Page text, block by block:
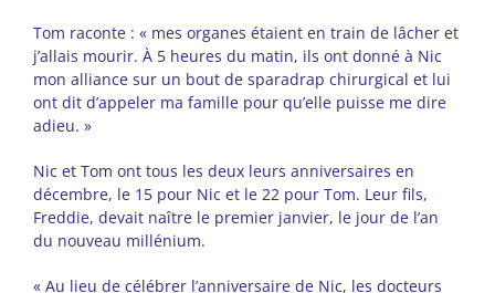
Tom raconte : « mes organes étaient en train de lâcher et
j’allais mourir. À 5 heures du matin, ils ont donné à Nic
mon alliance sur un bout de sparadrap chirurgical et lui
ont dit d’appeler ma famille pour qu’elle puisse me dire
adieu. »
Nic et Tom ont tous les deux leurs anniversaires en
décembre, le 15 pour Nic et le 22 pour Tom. Leur fils,
Freddie, devait naître le premier janvier, le jour de l’an
du nouveau millénium.
« Au lieu de célébrer l’anniversaire de Nic, les docteurs